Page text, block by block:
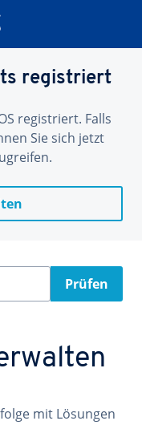
registriert
registriert. Falls
Sie sich jetzt
Prüfen
mit Lösungen